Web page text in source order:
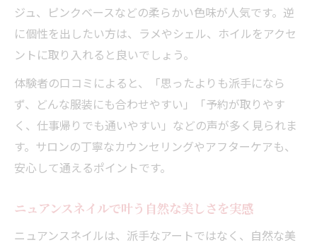
ジュ、ピンクベースなどの柔らかい色味が人気です。逆
に個性を出したい方は、ラメやシェル、ホイルをアクセ
ントに取り入れると良いでしょう。
体験者の口コミによると、「思ったよりも派手になら
ず、どんな服装にも合わせやすい」「予約が取りやす
く、仕事帰りでも通いやすい」などの声が多く見られま
す。サロンの丁寧なカウンセリングやアフターケアも、
安心して通えるポイントです。
ニュアンスネイルで叶う自然な美しさを実感
ニュアンスネイルは、派手なアートではなく、自然な美